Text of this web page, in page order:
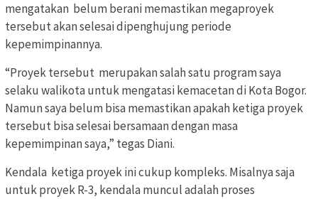
mengatakan belum berani memastikan megaproyek
tersebut akan selesai dipenghujung periode
kepemimpinannya.
“Proyek tersebut merupakan salah satu program saya
selaku walikota untuk mengatasi kemacetan di Kota Bogor.
Namun saya belum bisa memastikan apakah ketiga proyek
tersebut bisa selesai bersamaan dengan masa
kepemimpinan saya,” tegas Diani.
Kendala ketiga proyek ini cukup kompleks. Misalnya saja
untuk proyek R-3, kendala muncul adalah proses